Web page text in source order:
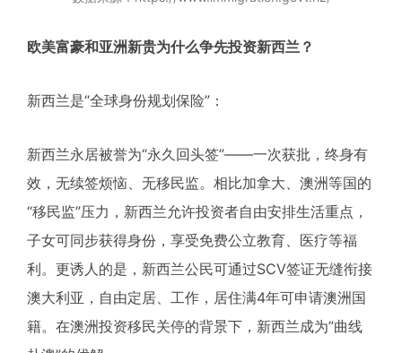
欧美富豪和亚洲新贵为什么争先投资新西兰？
新西兰是“全球身份规划保险”：
新西兰永居被誉为“永久回头签”——一次获批，终身有
效，无续签烦恼、无移民监。相比加拿大、澳洲等国的
“移民监”压力，新西兰允许投资者自由安排生活重点，
子女可同步获得身份，享受免费公立教育、医疗等福
利。更诱人的是，新西兰公民可通过SCV签证无缝衔接
澳大利亚，自由定居、工作，居住满4年可申请澳洲国
籍。在澳洲投资移民关停的背景下，新西兰成为”曲线